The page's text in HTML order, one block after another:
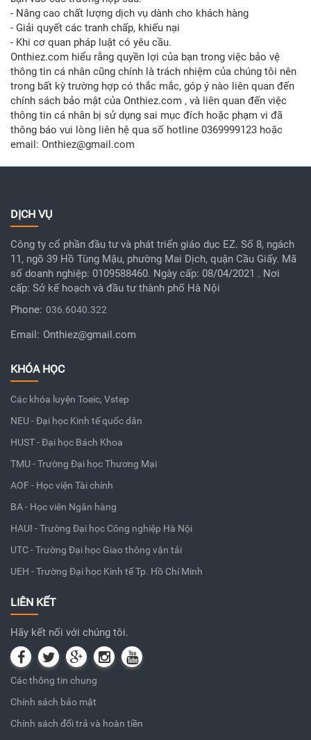
- Nâng cao chất lượng dịch vụ dành cho khách hàng
- Giải quyết các tranh chấp, khiếu nại
- Khi cơ quan pháp luật có yêu cầu.
Onthiez.com hiểu rằng quyền lợi của bạn trong việc bảo vệ
thông tin cá nhân cũng chính là trách nhiệm của chúng tôi nên
trong bất kỳ trường hợp có thắc mắc, góp ý nào liên quan đến
chính sách bảo mật của Onthiez.com , và liên quan đến việc
thông tin cá nhân bị sử dụng sai mục đích hoặc phạm vi đã
thông báo vui lòng liên hệ qua số hotline 0369999123 hoặc
email: Onthiez@gmail.com
DỊCH VỤ
Công ty cổ phần đầu tư và phát triển giáo dục EZ. Số 8, ngách
11, ngõ 39 Hồ Tùng Mậu, phường Mai Dịch, quận Cầu Giấy. Mã
số doanh nghiệp: 0109588460. Ngày cấp: 08/04/2021 . Nơi
cấp: Sở kế hoạch và đầu tư thành phố Hà Nội
Phone: 036.6040.322
Email: Onthiez@gmail.com
KHÓA HỌC
Các khóa luyện Toeic, Vstep
NEU - Đại học Kinh tế quốc dân
HUST - Đại học Bách Khoa
TMU - Trường Đại học Thương Mại
AOF - Học viện Tài chính
BA - Học viên Ngân hàng
HAUI - Trường Đại học Công nghiệp Hà Nội
UTC - Trường Đại học Giao thông vận tải
UEH - Trường Đại học Kinh tế Tp. Hồ Chí Minh
LIÊN KẾT
Hãy kết nối với chúng tôi.
Các thông tin chung
Chính sách bảo mật
Chính sách đổi trả và hoàn tiền